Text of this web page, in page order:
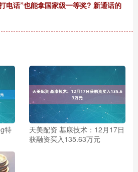
电话”也能拿国家级一等奖? 新通话的
特
天美配资 基康技术：12月17日
获融资买入135.63万元